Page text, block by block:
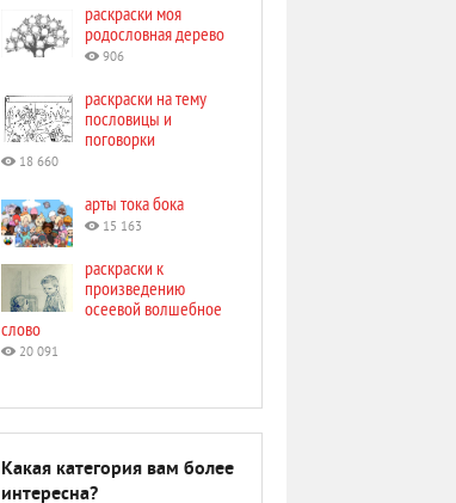
раскраски моя
родословная дерево
906
раскраски на тему
пословицы и
поговорки
18 660
арты тока бока
15 163
раскраски к
произведению
осеевой волшебное
слово
20 091
Какая категория вам более
интересна?